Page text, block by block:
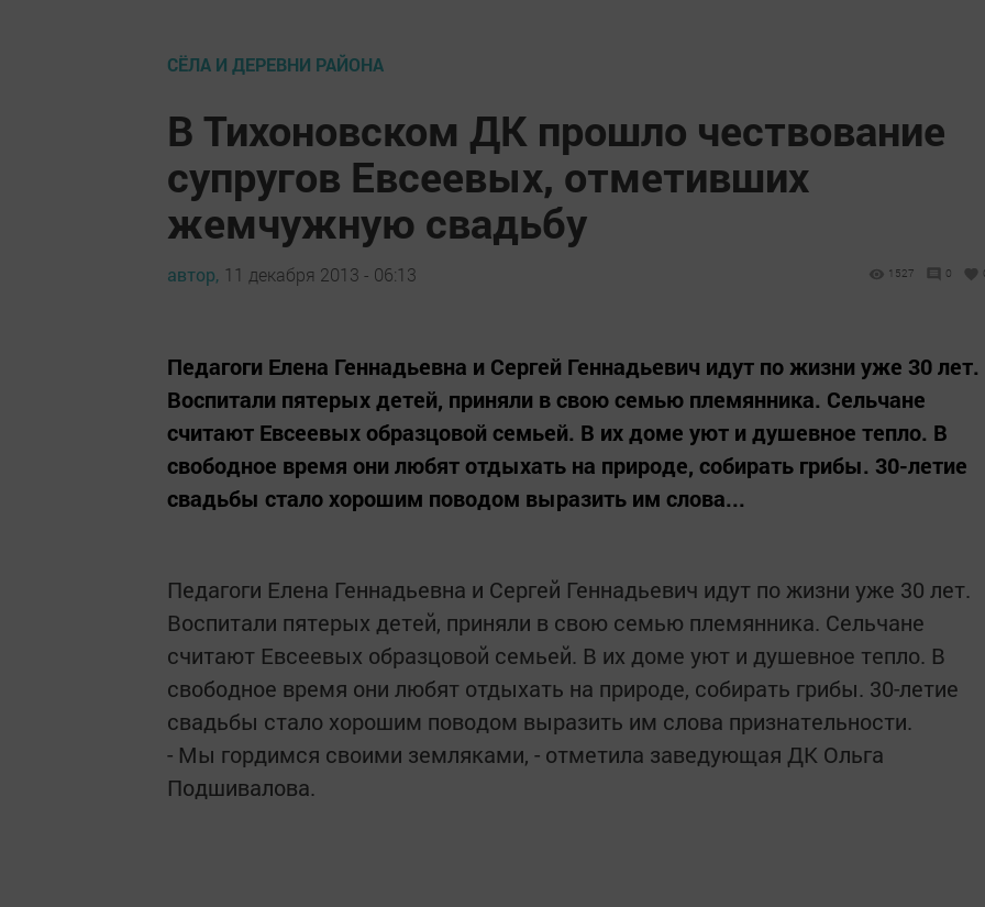
СЁЛА И ДЕРЕВНИ РАЙОНА
В Тихоновском ДК прошло чествование
супругов Евсеевых, отметивших
жемчужную свадьбу
автор, 11 декабря 2013 - 06:13 1527 0
Педагоги Елена Геннадьевна и Сергей Геннадьевич идут по жизни уже 30 лет.
Воспитали пятерых детей, приняли в свою семью племянника. Сельчане
считают Евсеевых образцовой семьей. В их доме уют и душевное тепло. В
свободное время они любят отдыхать на природе, собирать грибы. 30-летие
свадьбы стало хорошим поводом выразить им слова...
Педагоги Елена Геннадьевна и Сергей Геннадьевич идут по жизни уже 30 лет.
Воспитали пятерых детей, приняли в свою семью племянника. Сельчане
считают Евсеевых образцовой семьей. В их доме уют и душевное тепло. В
свободное время они любят отдыхать на природе, собирать грибы. 30-летие
свадьбы стало хорошим поводом выразить им слова признательности.
- Мы гордимся своими земляками, - отметила заведующая ДК Ольга
Подшивалова.